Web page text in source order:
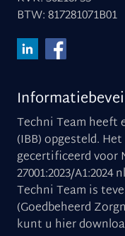
BTW: 817281071B01
Techni Team heeft
(IBB) opgesteld.
gecertificeerd voor
27001:2023/A1:2024
Techni Team is
(Goedbeheerd
kunt u hier